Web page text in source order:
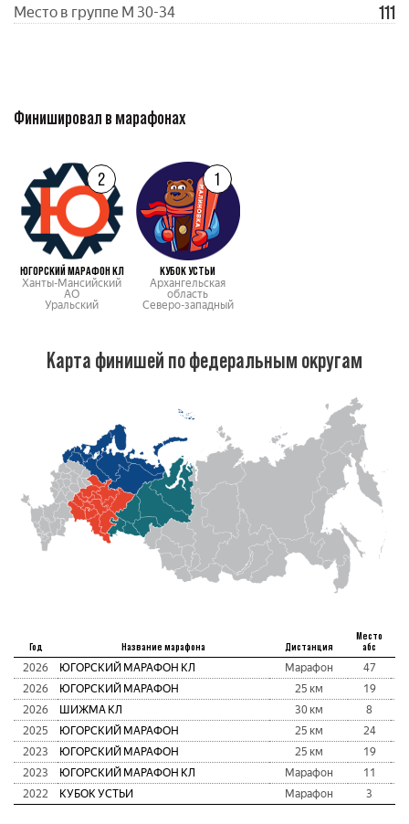
Место в группе М 30-34 111
Финишировал в марафонах
2
ЮГОРСКИЙ МАРАФОН КЛ
Ханты-Мансийский
АО
Уральский
1
КУБОК УСТЬИ
Архангельская
область
Северо-западный
Карта финишей по федеральным округам
Год Название марафона Дистанция
Место
абс
2026 ЮГОРСКИЙ МАРАФОН КЛ Марафон 47
2026
ЮГОРСКИЙ МАРАФОН 25 км 19
2026
ШИЖМА КЛ 30 км 8
2025
ЮГОРСКИЙ МАРАФОН 25 км 24
2023
ЮГОРСКИЙ МАРАФОН 25 км 19
2023
ЮГОРСКИЙ МАРАФОН КЛ Марафон 11
2022
КУБОК УСТЬИ Марафон 3